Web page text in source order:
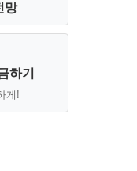
망
하기
게!